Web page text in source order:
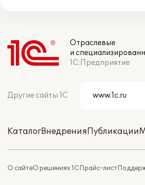
Отраслевые
и
1С:Предприятие
Другие сайты 1С
КаталогВнедренияПубликации
О сайтеО решениях 1СПрайс-лист